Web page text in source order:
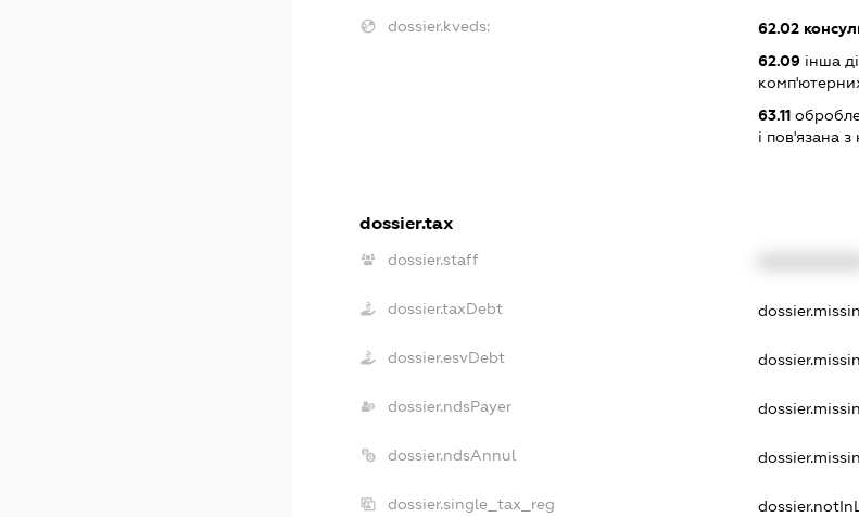
dossier.kveds: 62.02
62.09 інша
63.11
і пов'язана з
dossier.tax
dossier.staff
dossier.taxDebt
dossier.esvDebt
dossier.ndsPayer
dossier.ndsAnnul
dossier.single_tax_reg